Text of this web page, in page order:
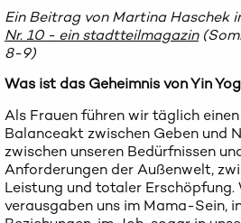
Ein Beitrag von Martina Haschek
Nr. 10 - ein stadtteilmagazin
8-9)
Was ist das Geheimnis von Yin
Als Frauen führen wir täglich einen
Balanceakt zwischen Geben und
zwischen unseren Bedürfnissen
Anforderungen der Außenwelt,
Leistung und totaler Erschöpfung.
verausgaben uns im Mama-Sein,